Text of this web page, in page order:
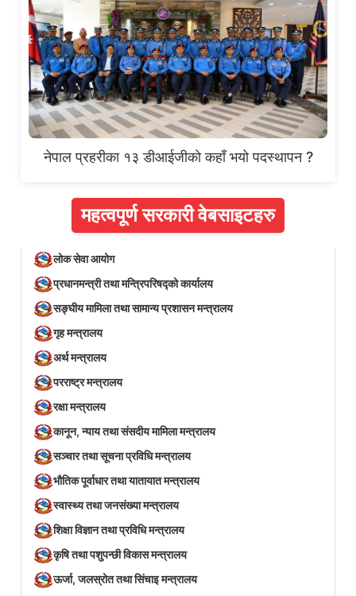
नेपाल प्रहरीका १३ डीआईजीको कहाँ भयो पदस्थापन ?
महत्वपूर्ण सरकारी वेबसाइटहरु
लोक सेवा आयोग
प्रधानमन्त्री तथा मन्त्रिपरिषद्को कार्यालय
सङ्घीय मामिला तथा सामान्य प्रशासन मन्त्रालय
गृह मन्त्रालय
अर्थ मन्त्रालय
परराष्ट्र मन्त्रालय
रक्षा मन्त्रालय
कानून, न्याय तथा संसदीय मामिला मन्त्रालय
सञ्‍चार तथा सूचना प्रविधि मन्त्रालय
भौतिक पूर्वाधार तथा यातायात मन्त्रालय
स्वास्थ्य तथा जनसंख्या मन्त्रालय
शिक्षा विज्ञान तथा प्रविधि मन्त्रालय
कृषि तथा पशुपन्छी विकास मन्त्रालय
ऊर्जा, जलस्रोत तथा सिंचाइ मन्त्रालय